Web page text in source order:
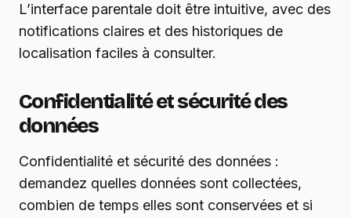
L’interface parentale doit être intuitive, avec des
notifications claires et des historiques de
localisation faciles à consulter.
Confidentialité et sécurité des
données
Confidentialité et sécurité des données :
demandez quelles données sont collectées,
combien de temps elles sont conservées et si